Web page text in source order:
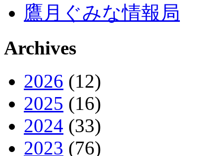
鷹月ぐみな情報局
Archives
2026 (12)
2025 (16)
2024 (33)
2023 (76)